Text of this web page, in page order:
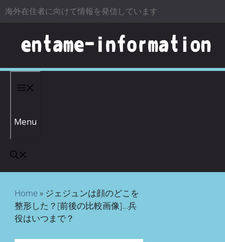
コンテンツへスキップ
海外在住者に向けて情報を発信しています
Menu
Home» ジェジュンは顔のどこを
整形した？[前後の比較画像]…兵
役はいつまで？